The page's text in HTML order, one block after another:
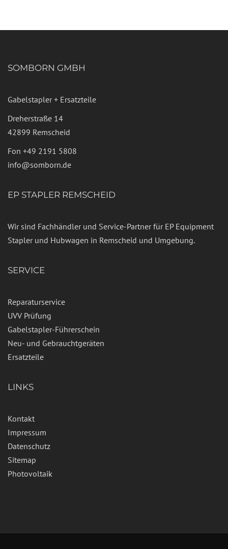
SOMBORN GMBH
Gabelstapler + Ersatzteile
Dreherstraße 14
42899 Remscheid
Fon +49 2191 5808
info@somborn.de
EP STAPLER REMSCHEID
Wir sind Fachhändler und Service-Partner für EP Equipment
Stapler und Hubwagen in Remscheid und Umgebung.
SERVICE
Reparaturservice
UVV Prüfung
Gabelstapler-Führerschein
Neu- und Gebrauchtgeräten
Ersatzteile
LINKS
Kontakt
Impressum
Datenschutz
Sitemap
Photovoltaik